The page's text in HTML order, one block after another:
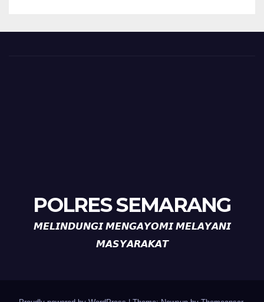
POLRES SEMARANG
𝙈𝙀𝙇𝙄𝙉𝘿𝙐𝙉𝙂𝙄 𝙈𝙀𝙉𝙂𝘼𝙔𝙊𝙈𝙄 𝙈𝙀𝙇𝘼𝙔𝘼𝙉𝙄
𝙈𝘼𝙎𝙔𝘼𝙍𝘼𝙆𝘼𝙏